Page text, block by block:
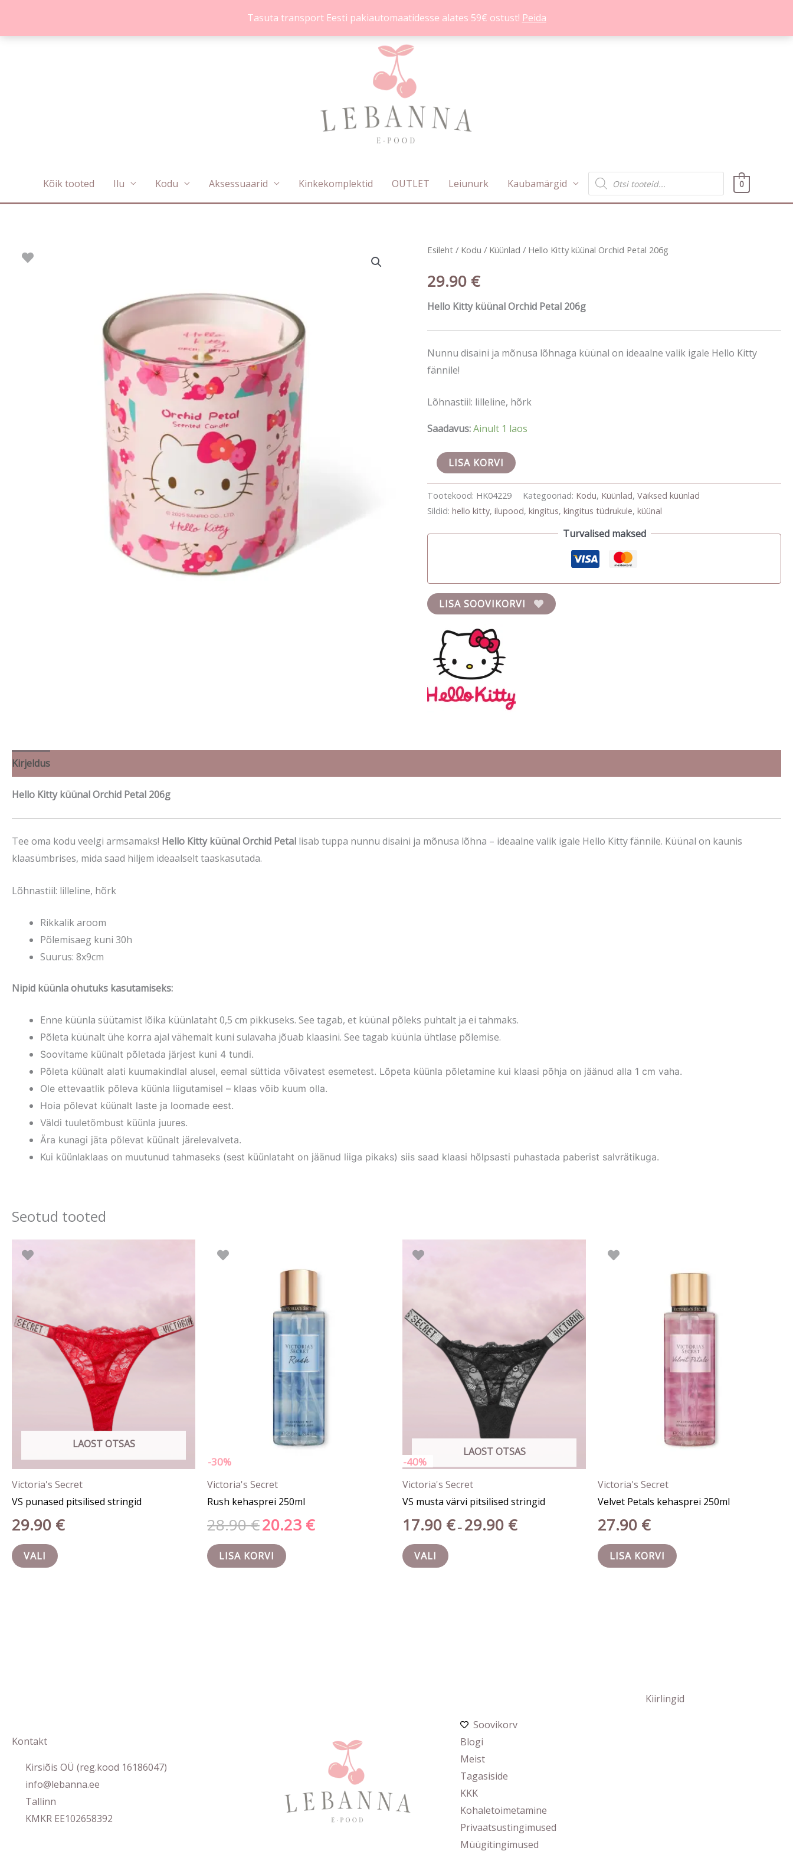
Tasuta transport Eesti pakiautomaatidesse alates 59€ ostust! Peida
Kõik tooted Ilu Kodu Aksessuaarid Kinkekomplektid OUTLET Leiunurk Kaubamärgid
Products
search 0
Esileht / Kodu / Küünlad / Hello Kitty küünal Orchid Petal 206g
29.90 €
Hello Kitty küünal Orchid Petal 206g
Nunnu disaini ja mõnusa lõhnaga küünal on ideaalne valik igale Hello Kitty
fännile!
Lõhnastiil: lilleline, hõrk
Saadavus:Ainult 1 laos
Hello
küünal
Orchid
kogus
LISA KORVI
Tootekood: HK04229 Kategooriad: Kodu, Küünlad,Väiksed küünlad
Sildid:hello kitty,ilupood,kingitus,kingitus tüdrukule,küünal
Turvalised maksed
LISA SOOVIKORVI
Kirjeldus
Hello Kitty küünal Orchid Petal 206g
Tee oma kodu veelgi armsamaks! Hello Kitty küünal Orchid Petal lisab tuppa nunnu disaini ja mõnusa lõhna – ideaalne valik igale Hello Kitty fännile. Küünal on kaunis
klaasümbrises, mida saad hiljem ideaalselt taaskasutada.
Lõhnastiil: lilleline, hõrk
Rikkalik aroom
Põlemisaeg kuni 30h
Suurus: 8x9cm
Nipid küünla ohutuks kasutamiseks:
Enne küünla süütamist lõika küünlataht 0,5 cm pikkuseks. See tagab, et küünal põleks puhtalt ja ei tahmaks.
Põleta küünalt ühe korra ajal vähemalt kuni sulavaha jõuab klaasini. See tagab küünla ühtlase põlemise.
Soovitame küünalt põletada järjest kuni 4 tundi.
Põleta küünalt alati kuumakindlal alusel, eemal süttida võivatest esemetest. Lõpeta küünla põletamine kui klaasi põhja on jäänud alla 1 cm vaha.
Ole ettevaatlik põleva küünla liigutamisel – klaas võib kuum olla.
Hoia põlevat küünalt laste ja loomade eest.
Väldi tuuletõmbust küünla juures.
Ära kunagi jäta põlevat küünalt järelevalveta.
Kui küünlaklaas on muutunud tahmaseks (sest küünlataht on jäänud liiga pikaks) siis saad klaasi hõlpsasti puhastada paberist salvrätikuga.
Seotud tooted
LAOST OTSAS
Victoria's Secret
VS punased pitsilised stringid
29.90 €
VALI
Valikuid
saab
teha
tootelehel.
-30%
Victoria's Secret
Rush kehasprei 250ml
28.90€
28.90 €.
20.23 €
20.23 €.
LISA KORVI
-40%
LAOST OTSAS
Victoria's Secret
VS musta värvi pitsilised stringid
17.90 € – 29.90 €
VALI
saab
teha
tootelehel.
Victoria's Secret
Velvet Petals kehasprei 250ml
27.90 €
LISA KORVI
Kontakt
Kirsiõis OÜ (reg.kood 16186047)
info@lebanna.ee
Tallinn
KMKR EE102658392
Kiirlingid
Soovikorv
Blogi
Meist
Tagasiside
KKK
Kohaletoimetamine
Privaatsustingimused
Müügitingimused